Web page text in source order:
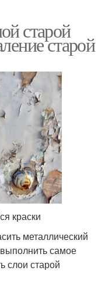
старой
старой
краски
металлический
самое
слои старой